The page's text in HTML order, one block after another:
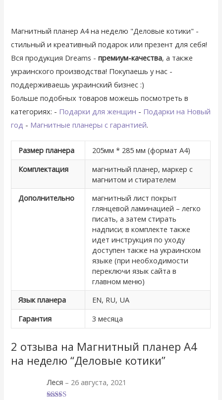
Магнитный планер А4 на неделю "Деловые котики" -
стильный и креативный подарок или презент для себя!
Вся продукция Dreams -премиум-качества, а также
украинского производства! Покупаешь у нас -
поддерживаешь украинский бизнес :)
Больше подобных товаров можешь посмотреть в
категориях: - Подарки для женщин - Подарки на Новый
год - Магнитные планеры с гарантией.
Размер планера
205мм * 285 мм (формат А4)
Комплектация
магнитный планер, маркер с
магнитом и стирателем
Дополнительно
магнитный лист покрыт
глянцевой ламинацией – легко
писать, а затем стирать
надписи; в комплекте также
идет инструкция по уходу
доступен также на украинском
языке (при необходимости
переключи язык сайта в
главном меню)
Язык планера
EN, RU, UA
Гарантия
3 месяца
2 отзыва на Магнитный планер А4
на неделю “Деловые котики”
Леся – 26 августа, 2021